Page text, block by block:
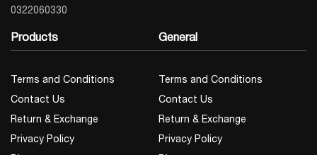
0322060330
Products
Terms and Conditions
Contact Us
Return & Exchange
Privacy Policy
General
Terms and Conditions
Contact Us
Return & Exchange
Privacy Policy